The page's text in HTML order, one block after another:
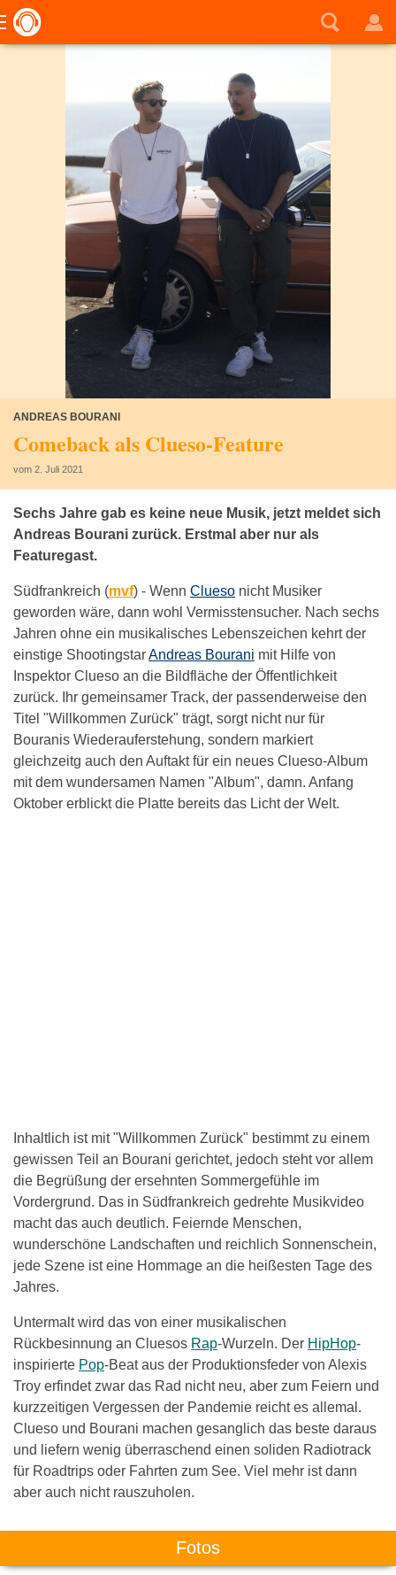
ANDREAS BOURANI
Comeback als Clueso-Feature
vom 2. Juli 2021
Sechs Jahre gab es keine neue Musik, jetzt meldet sich
Andreas Bourani zurück. Erstmal aber nur als
Featuregast.
Südfrankreich (mvf) - Wenn Clueso nicht Musiker
geworden wäre, dann wohl Vermisstensucher. Nach sechs
Jahren ohne ein musikalisches Lebenszeichen kehrt der
einstige ShootingstarAndreas Bourani mit Hilfe von
Inspektor Clueso an die Bildfläche der Öffentlichkeit
zurück. Ihr gemeinsamer Track, der passenderweise den
Titel "Willkommen Zurück" trägt, sorgt nicht nur für
Bouranis Wiederauferstehung, sondern markiert
gleichzeitg auch den Auftakt für ein neues Clueso-Album
mit dem wundersamen Namen "Album", damn. Anfang
Oktober erblickt die Platte bereits das Licht der Welt.
Inhaltlich ist mit "Willkommen Zurück" bestimmt zu einem
gewissen Teil an Bourani gerichtet, jedoch steht vor allem
die Begrüßung der ersehnten Sommergefühle im
Vordergrund. Das in Südfrankreich gedrehte Musikvideo
macht das auch deutlich. Feiernde Menschen,
wunderschöne Landschaften und reichlich Sonnenschein,
jede Szene ist eine Hommage an die heißesten Tage des
Jahres.
Untermalt wird das von einer musikalischen
Rückbesinnung an Cluesos Rap-Wurzeln. Der HipHop-
inspirierte Pop-Beat aus der Produktionsfeder von Alexis
Troy erfindet zwar das Rad nicht neu, aber zum Feiern und
kurzzeitigen Vergessen der Pandemie reicht es allemal.
Clueso und Bourani machen gesanglich das beste daraus
und liefern wenig überraschend einen soliden Radiotrack
für Roadtrips oder Fahrten zum See. Viel mehr ist dann
aber auch nicht rauszuholen.
Fotos